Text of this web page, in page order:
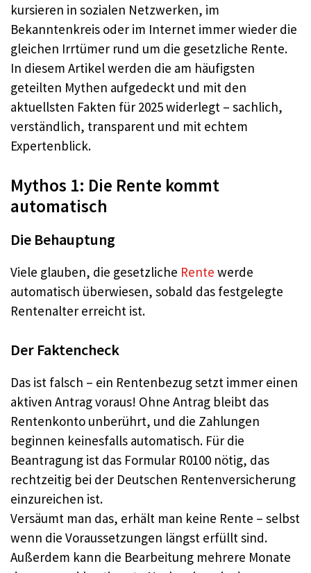
kursieren in sozialen Netzwerken, im
Bekanntenkreis oder im Internet immer wieder die
gleichen Irrtümer rund um die gesetzliche Rente.
In diesem Artikel werden die am häufigsten
geteilten Mythen aufgedeckt und mit den
aktuellsten Fakten für 2025 widerlegt – sachlich,
verständlich, transparent und mit echtem
Expertenblick.
Mythos 1: Die Rente kommt
automatisch
Die Behauptung
Viele glauben, die gesetzliche Rente werde
automatisch überwiesen, sobald das festgelegte
Rentenalter erreicht ist.
Der Faktencheck
Das ist falsch – ein Rentenbezug setzt immer einen
aktiven Antrag voraus! Ohne Antrag bleibt das
Rentenkonto unberührt, und die Zahlungen
beginnen keinesfalls automatisch. Für die
Beantragung ist das Formular R0100 nötig, das
rechtzeitig bei der Deutschen Rentenversicherung
einzureichen ist.
Versäumt man das, erhält man keine Rente – selbst
wenn die Voraussetzungen längst erfüllt sind.
Außerdem kann die Bearbeitung mehrere Monate